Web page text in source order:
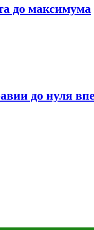
до максимума
до нуля